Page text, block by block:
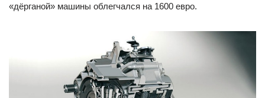
«дёрганой» машины облегчался на 1600 евро.